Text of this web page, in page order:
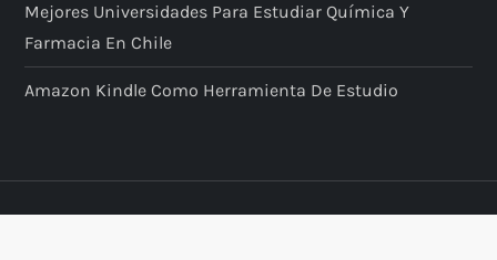
Mejores Universidades Para Estudiar Química Y
Farmacia En Chile
Amazon Kindle Como Herramienta De Estudio